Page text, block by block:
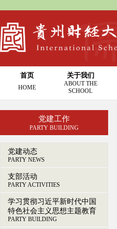
首页
HOME
关于我们
ABOUT THE
SCHOOL
党建工作
PARTY BUILDING
党建动态
PARTY NEWS
支部活动
PARTY ACTIVITIES
学习贯彻习近平新时代中国
特色社会主义思想主题教育
PARTY BUILDING